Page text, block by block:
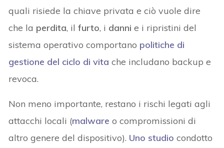
quali risiede la chiave privata e ciò vuole dire
che la perdita, ilfurto, i danni e i ripristini del
sistema operativo comportano politiche di
gestione del ciclo di vita che includano backup e
revoca.
Non meno importante, restano i rischi legati agli
attacchi locali (malware o compromissioni di
altro genere del dispositivo). Uno studio condotto